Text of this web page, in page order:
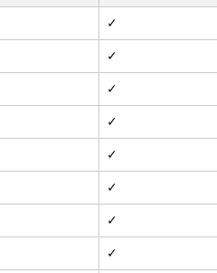
✓
✓
✓
✓
✓
✓
✓
✓